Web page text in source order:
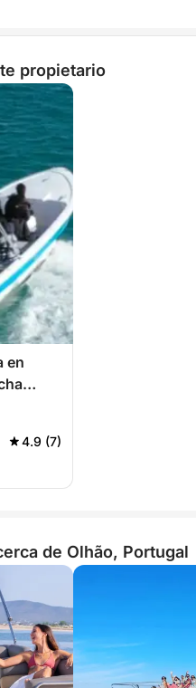
propietario
en
4.9 (7)
de Olhão, Portugal